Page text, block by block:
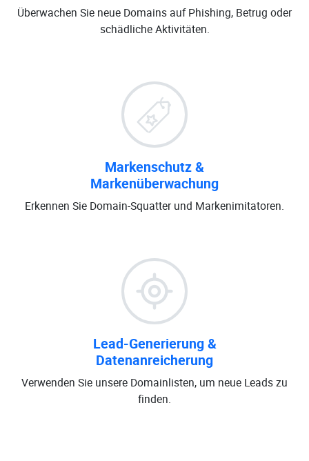
Überwachen Sie neue Domains auf Phishing, Betrug oder
schädliche Aktivitäten.
Markenschutz &
Markenüberwachung
Erkennen Sie Domain-Squatter und Markenimitatoren.
Lead-Generierung &
Datenanreicherung
Verwenden Sie unsere Domainlisten, um neue Leads zu
finden.